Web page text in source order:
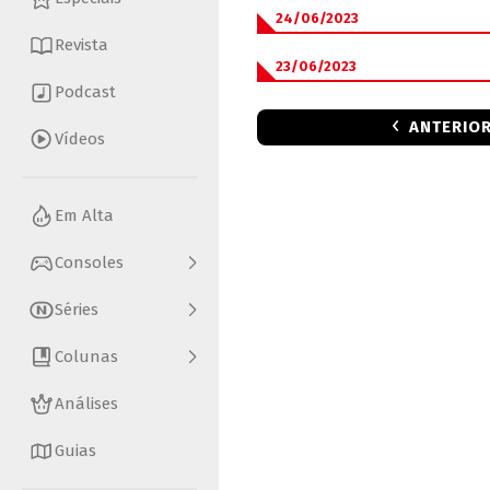
Revista
Podcast
Vídeos
Em Alta
Consoles
Séries
Colunas
Análises
Guias
24/06/2023
23/06/2023
ANTERIOR